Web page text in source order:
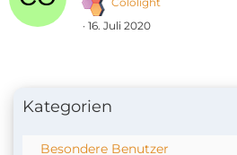
16. Juli 2020
Kategorien
Besondere Benutzer